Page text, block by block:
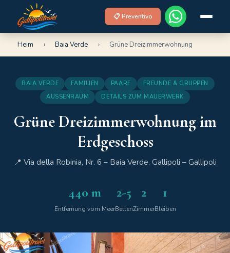
📋 Preventivo
Heim › Baia Verde › Grüne Dreizimmerwohnung
BAIA VERDE FAMILIEN PAARE
FREUNDE & GRUPPEN
AUSSENRAUM
DETAILS ZUM MAUERWERK
Grüne Dreizimmerwohnung im
Erdgeschoss
📍 Via della Robinia, Nr. 6 – Baia Verde, Gallipoli – Gallipoli
440 m
Entfernung vom Meer
2-5
Betten
2
Zimmer
1
Bleiben